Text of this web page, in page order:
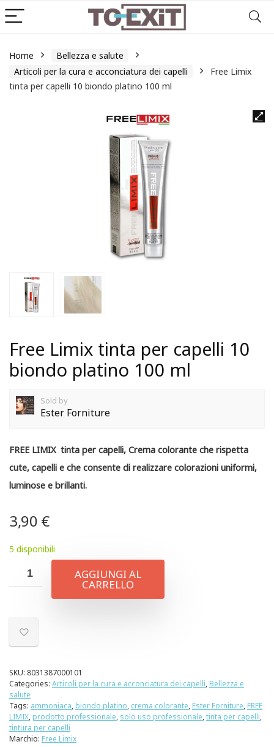
Home
Bellezza e salute
Articoli per la cura e acconciatura dei capelli
Free Limix
tinta per capelli 10 biondo platino 100 ml
Free Limix tinta per capelli 10
biondo platino 100 ml
Sold by
Ester Forniture
FREE LIMIX tinta per capelli, Crema colorante che rispetta
cute, capelli e che consente di realizzare colorazioni uniformi,
luminose e brillanti.
3,90 €
5 disponibili
AGGIUNGI AL
CARRELLO
SKU: 8031387000101
Categories: Articoli per la cura e acconciatura dei capelli, Bellezza e
salute
Tags: ammoniaca, biondo platino, crema colorante, Ester Forniture, FREE
LIMIX, prodotto professionale, solo uso professionale,tinta per capelli,
tintura per capelli
Marchio: Free Limix